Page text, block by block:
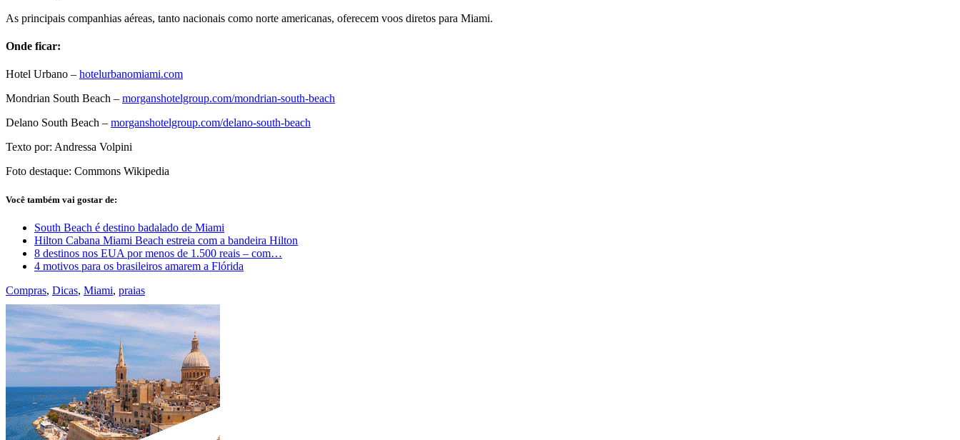
As principais companhias aéreas, tanto nacionais como norte americanas, oferecem voos diretos para Miami.
Onde ficar:
Hotel Urbano – hotelurbanomiami.com
Mondrian South Beach – morganshotelgroup.com/mondrian-south-beach
Delano South Beach – morganshotelgroup.com/delano-south-beach
Texto por: Andressa Volpini
Foto destaque: Commons Wikipedia
Você também vai gostar de:
South Beach é destino badalado de Miami
Hilton Cabana Miami Beach estreia com a bandeira Hilton
8 destinos nos EUA por menos de 1.500 reais – com…
4 motivos para os brasileiros amarem a Flórida
Compras, Dicas, Miami, praias